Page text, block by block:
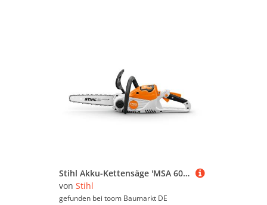
Stihl Akku-Kettensäge 'MSA 60 C-B' 36 V 30 cm ohne Akku und Ladegerät
von Stihl
gefunden bei toom Baumarkt DE